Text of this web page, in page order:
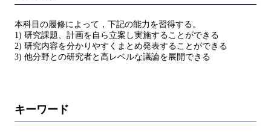
本科目の履修によって，下記の能力を習得する。
1) 研究課題、計画を自ら立案し実施することができる
2) 研究内容を分かりやすくまとめ発表することができる
3) 他分野との研究者と高レベルな議論を展開できる
キーワード